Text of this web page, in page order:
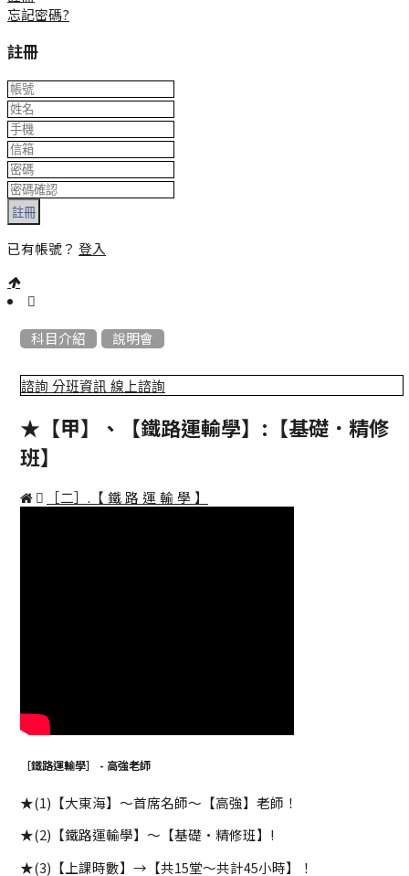
忘記密碼?
註冊
註冊
已有帳號？ 登入
::: 科目介紹 說明會
諮詢 分班資訊 線上諮詢
★【甲】、【鐵路運輸學】:【基礎．精修
班】
［二］.【 鐵 路 運 輸 學 】
［鐵路運輸學］ - 高強老師
★(1)【大東海】～首席名師～【高強】老師！
★(2)【鐵路運輸學】～【基礎·精修班】!
★(3)【上課時數】→【共15堂～共計45小時】！